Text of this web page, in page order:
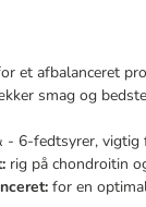
et afbalanceret
smag og
- 6-fedtsyrer,
rig på chondroitin
for en